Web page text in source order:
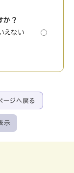
か？
えない
ージへ戻る
示